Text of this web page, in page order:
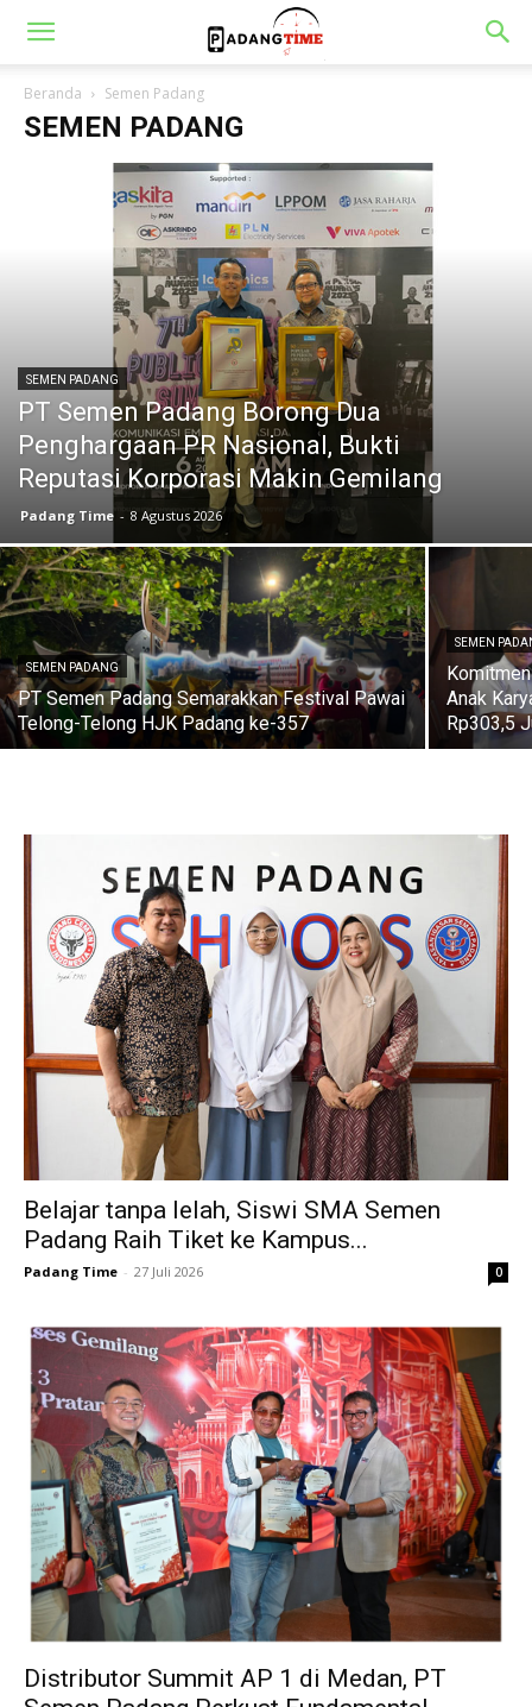
Beranda Semen Padang
SEMEN PADANG
SEMEN PADANG
PT Semen Padang Borong Dua
Penghargaan PR Nasional, Bukti
Reputasi Korporasi Makin Gemilang
Padang Time - 8 Agustus 2026
SEMEN PADANG
PT Semen Padang Semarakkan Festival Pawai
Telong-Telong HJK Padang ke-357
SEMEN
Anak
Rp303,5
Belajar tanpa lelah, Siswi SMA Semen
Padang Raih Tiket ke Kampus...
Padang Time - 27 Juli 2026 0
Distributor Summit AP 1 di Medan, PT